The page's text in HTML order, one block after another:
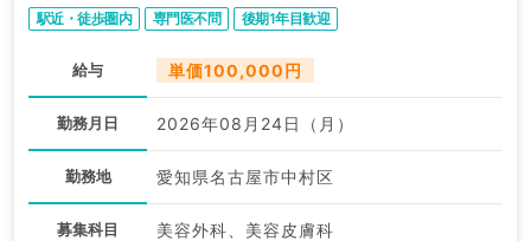
駅近・徒歩圏内 専門医不問 後期1年目歓迎
給与 単価100,000円
勤務月日 2026年08月24日（月）
勤務地 愛知県名古屋市中村区
募集科目 美容外科、美容皮膚科